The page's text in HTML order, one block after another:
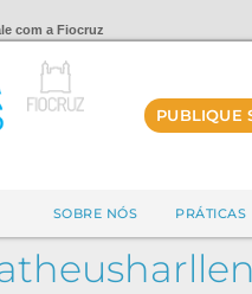
com a Fiocruz
PUBLIQUE
SOBRE NÓS PRÁTICAS